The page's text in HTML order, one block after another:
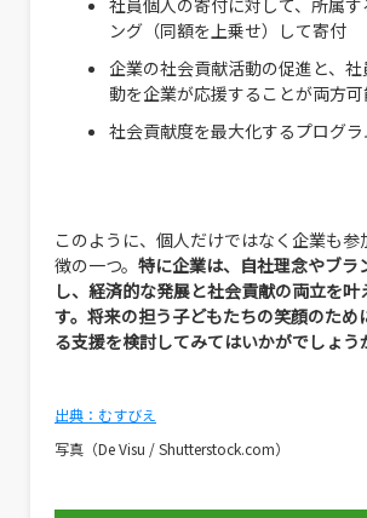
社員個人の寄付に対して、所属
ング（同額を上乗せ）して寄付
企業の社会貢献活動の促進と、
動を企業が応援することが両方
社会貢献度を最大化するプログラ
このように、個人だけではなく企業も参
徴の一つ。 特に企業は、自社理念やブラ
し、経済的な発展と社会貢献の両立を叶
す。将来の担う子どもたちの笑顔のため
る支援を検討してみてはいかがでしょう
出典：むすびえ
写真（De Visu / Shutterstock.com）